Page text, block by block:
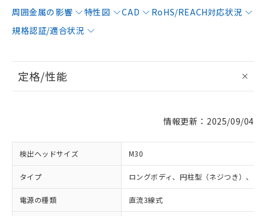
周囲金属の影響
特性図 CAD
RoHS/REACH対応状況
規格認証/適合状況
定格/性能
情報更新：2025/09/04
検出ヘッドサイズ M30
タイプ ロングボディ、円柱型（ネジつき）、シ
電源の種類 直流3線式